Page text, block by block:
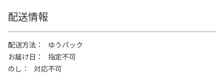
配送情報
配送方法
ゆうパック
お届け日
指定不可
のし
対応不可